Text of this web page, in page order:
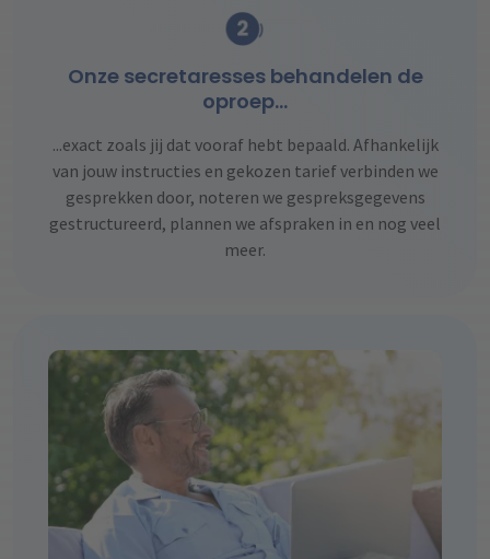
Onze secretaresses behandelen de
oproep…
...exact zoals jij dat vooraf hebt bepaald. Afhankelijk
van jouw instructies en gekozen tarief verbinden we
gesprekken door, noteren we gespreksgegevens
gestructureerd, plannen we afspraken in en nog veel
meer.